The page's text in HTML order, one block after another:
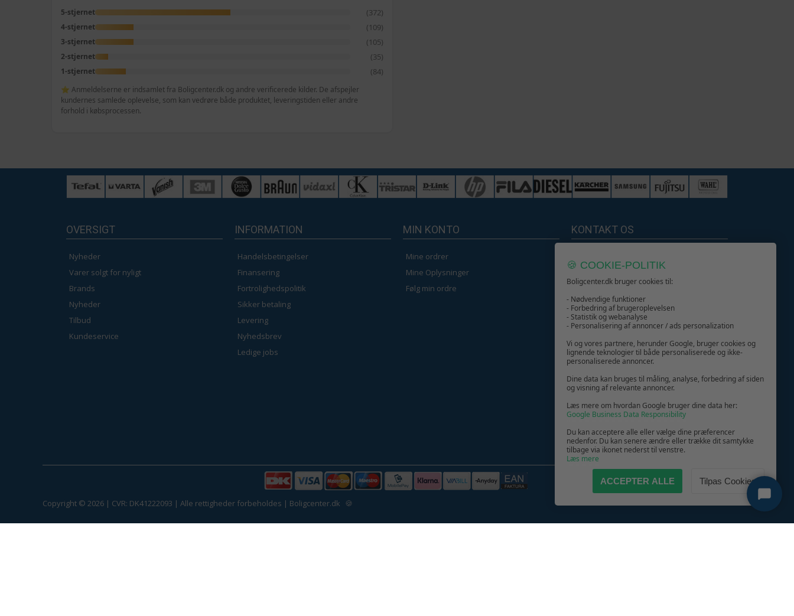
5-stjernet (372)
4-stjernet (109)
3-stjernet (105)
2-stjernet (35)
1-stjernet (84)
⭐ Anmeldelserne er indsamlet fra Boligcenter.dk og andre verificerede kilder. De afspejler
kundernes samlede oplevelse, som kan vedrøre både produktet, leveringstiden eller andre
forhold i købsprocessen.
OVERSIGT
Nyheder
Varer solgt for nyligt
Brands
Nyheder
Tilbud
Kundeservice
INFORMATION
Handelsbetingelser
Finansering
Fortrolighedspolitik
Sikker betaling
Levering
Nyhedsbrev
Ledige jobs
MIN KONTO
Mine ordrer
Mine Oplysninger
Følg min ordre
KONTAKT OS
Kundeservice
GIV GLÆDE MED ET GAVEKORT!
Copyright © 2026 | CVR: DK41222093 | Alle rettigheder forbeholdes | Boligcenter.dk 🍪
🍪 COOKIE-POLITIK
Boligcenter.dk bruger cookies til:
- Nødvendige funktioner
- Forbedring af brugeroplevelsen
- Statistik og webanalyse
- Personalisering af annoncer / ads personalization
Vi og vores partnere, herunder Google, bruger cookies og
lignende teknologier til både personaliserede og ikke-
personaliserede annoncer.
Dine data kan bruges til måling, analyse, forbedring af siden
og visning af relevante annoncer.
Læs mere om hvordan Google bruger dine data her:
Google Business Data Responsibility
Du kan acceptere alle eller vælge dine præferencer
nedenfor. Du kan senere ændre eller trække dit samtykke
tilbage via ikonet nederst til venstre.
Læs mere
ACCEPTER ALLE Tilpas Cookies